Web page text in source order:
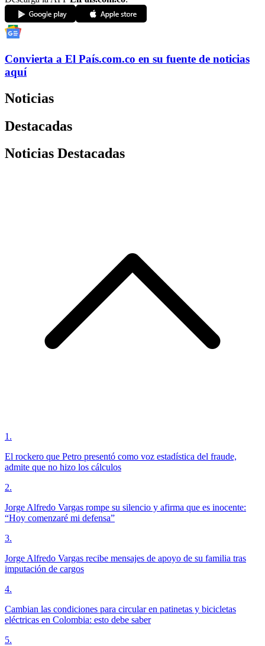
Convierta a El País.com.co en su fuente de noticias
aquí
Noticias
Destacadas
Noticias Destacadas
1 .
El rockero que Petro presentó como voz estadística del fraude,
admite que no hizo los cálculos
2.
Jorge Alfredo Vargas rompe su silencio y afirma que es inocente:
“Hoy comenzaré mi defensa”
3.
Jorge Alfredo Vargas recibe mensajes de apoyo de su familia tras
imputación de cargos
4.
Cambian las condiciones para circular en patinetas y bicicletas
eléctricas en Colombia: esto debe saber
5.